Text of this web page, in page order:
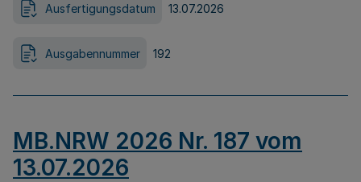
Ausfertigungsdatum 13.07.2026
Ausgabennummer 192
MB.NRW 2026 Nr. 187 vom
13.07.2026